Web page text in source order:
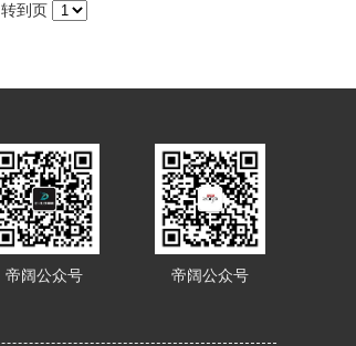
转到页
帝阔公众号
帝阔公众号